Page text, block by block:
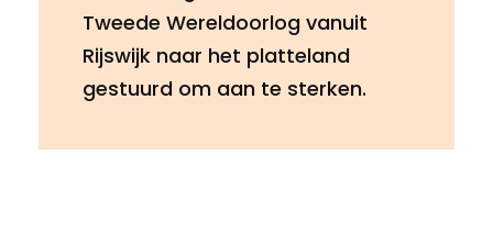
Tweede Wereldoorlog vanuit
Rijswijk naar het platteland
gestuurd om aan te sterken.